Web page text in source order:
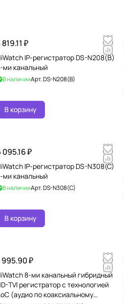
₽
IP-регистратор DS-N208(B)
ми канальный
В наличииАрт.DS-N208(B)
В корзину
095.16 ₽
IP-регистратор DS-N308(C)
ми канальный
В наличииАрт.DS-N308(C)
В корзину
995.90 ₽
8-ми канальный гибридный
TVI регистратор c технологией
(аудио по коаксиальному